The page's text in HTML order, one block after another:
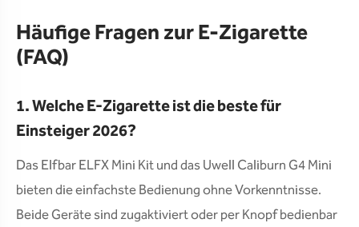
Häufige Fragen zur E-Zigarette
(FAQ)
1. Welche E-Zigarette ist die beste für
Einsteiger 2026?
Das Elfbar ELFX Mini Kit und das Uwell Caliburn G4 Mini
bieten die einfachste Bedienung ohne Vorkenntnisse.
Beide Geräte sind zugaktiviert oder per Knopf bedienbar